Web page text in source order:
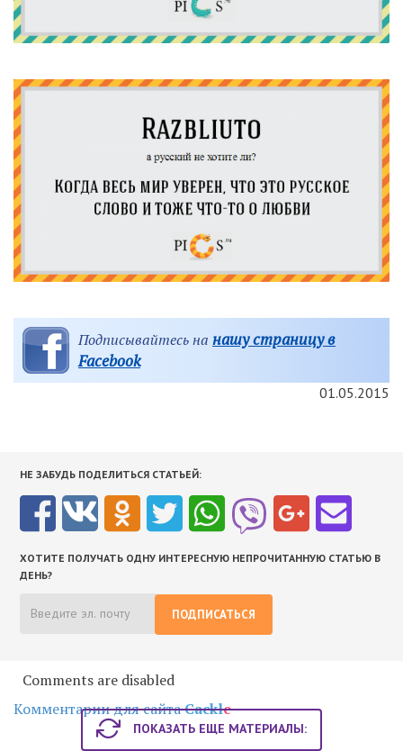
Подписывайтесь на нашу страницу в
Facebook
01.05.2015
НЕ ЗАБУДЬ ПОДЕЛИТЬСЯ СТАТЬЕЙ:
ХОТИТЕ ПОЛУЧАТЬ ОДНУ ИНТЕРЕСНУЮ НЕПРОЧИТАННУЮ СТАТЬЮ В
ДЕНЬ?
ПОДПИСАТЬСЯ
Comments are disabled
Комментарии для сайтаCackle
ПОКАЗАТЬ ЕЩЕ МАТЕРИАЛЫ: